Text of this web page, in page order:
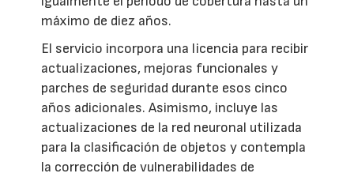
máximo de diez años.
El servicio incorpora una licencia para recibir
actualizaciones, mejoras funcionales y
parches de seguridad durante esos cinco
años adicionales. Asimismo, incluye las
actualizaciones de la red neuronal utilizada
para la clasificación de objetos y contempla
la corrección de vulnerabilidades de